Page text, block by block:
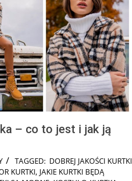
– co to jest i jak ją
TAGGED: DOBREJ JAKOŚCI KURTKI
KURTKI, JAKIE KURTKI BĘDĄ